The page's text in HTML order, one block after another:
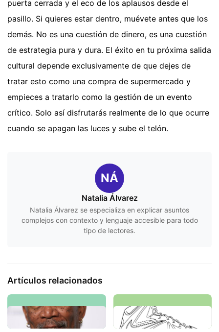
puerta cerrada y el eco de los aplausos desde el
pasillo. Si quieres estar dentro, muévete antes que los
demás. No es una cuestión de dinero, es una cuestión
de estrategia pura y dura. El éxito en tu próxima salida
cultural depende exclusivamente de que dejes de
tratar esto como una compra de supermercado y
empieces a tratarlo como la gestión de un evento
crítico. Solo así disfrutarás realmente de lo que ocurre
cuando se apagan las luces y sube el telón.
NÁ
Natalia Álvarez
Natalia Álvarez se especializa en explicar asuntos
complejos con contexto y lenguaje accesible para todo
tipo de lectores.
Artículos relacionados